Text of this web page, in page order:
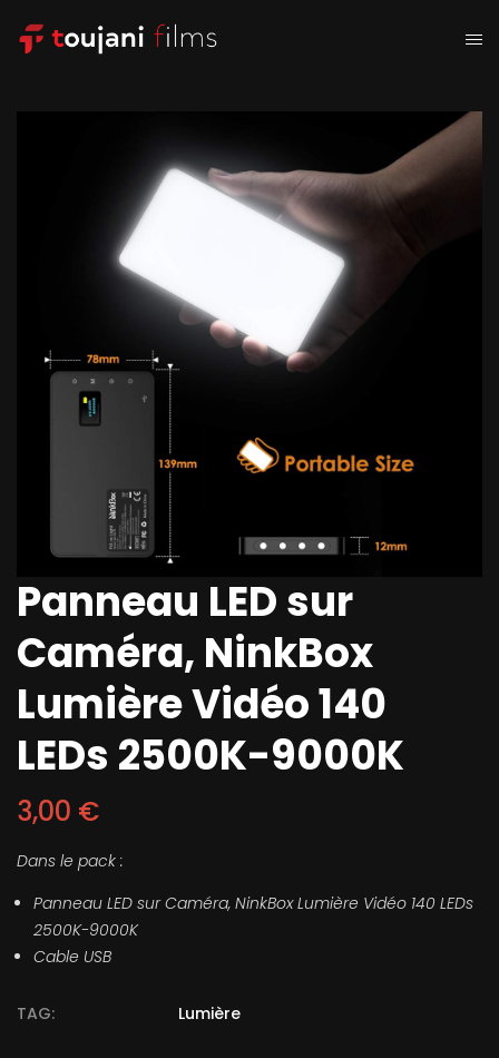
Panneau LED sur
Caméra, NinkBox
Lumière Vidéo 140
LEDs 2500K-9000K
3,00 €
Dans le pack :
Panneau LED sur Caméra, NinkBox Lumière Vidéo 140 LEDs
2500K-9000K
Cable USB
TAG: Lumière